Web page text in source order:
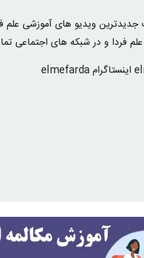
ویدیو های آموزشی علم
فردا و در شبکه های اجتماعی